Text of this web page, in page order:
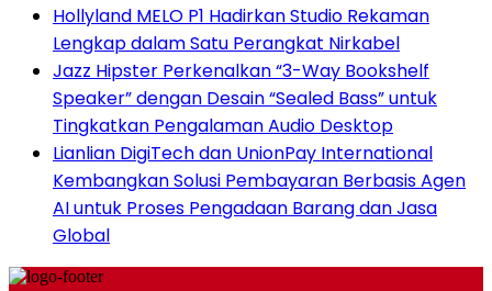
Hollyland MELO P1 Hadirkan Studio Rekaman
Lengkap dalam Satu Perangkat Nirkabel
Jazz Hipster Perkenalkan “3-Way Bookshelf
Speaker” dengan Desain “Sealed Bass” untuk
Tingkatkan Pengalaman Audio Desktop
Lianlian DigiTech dan UnionPay International
Kembangkan Solusi Pembayaran Berbasis Agen
AI untuk Proses Pengadaan Barang dan Jasa
Global